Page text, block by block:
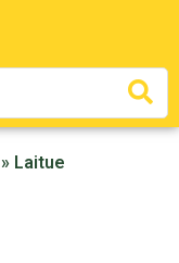
» Laitue